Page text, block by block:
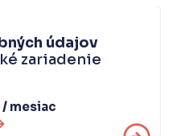
údajov
zariadenie
mesiac